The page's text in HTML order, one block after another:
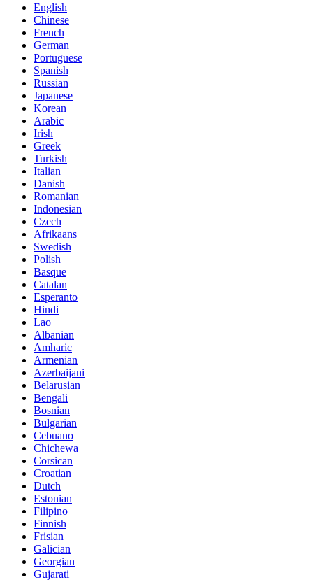
English
Chinese
French
German
Portuguese
Spanish
Russian
Japanese
Korean
Arabic
Irish
Greek
Turkish
Italian
Danish
Romanian
Indonesian
Czech
Afrikaans
Swedish
Polish
Basque
Catalan
Esperanto
Hindi
Lao
Albanian
Amharic
Armenian
Azerbaijani
Belarusian
Bengali
Bosnian
Bulgarian
Cebuano
Chichewa
Corsican
Croatian
Dutch
Estonian
Filipino
Finnish
Frisian
Galician
Georgian
Gujarati